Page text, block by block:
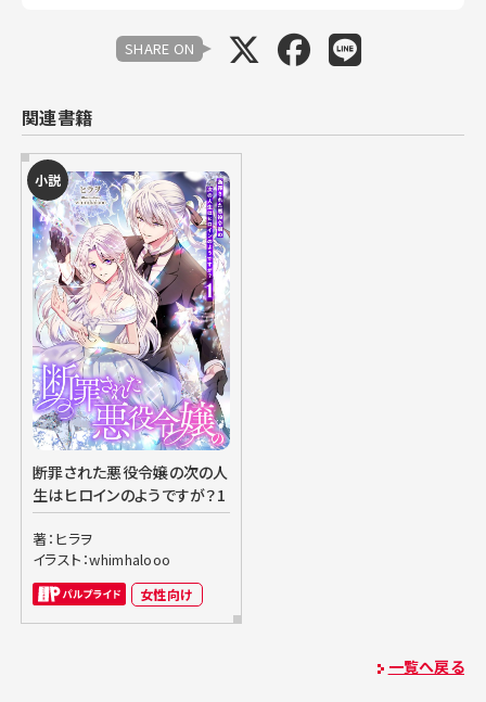
SHARE ON
関連書籍
小説
断罪された悪役令嬢の次の人
生はヒロインのようですが？1
著：ヒラヲ
イラスト：whimhalooo
女性向け
一覧へ戻る